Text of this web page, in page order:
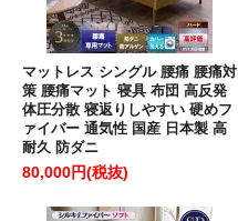
マットレス シングル 腰痛 腰痛対
策 腰痛マット 寝具 布団 高反発
体圧分散 寝返りしやすい 硬めフ
ァイバー 通気性 国産 日本製 高
耐久 防ダニ
80,000円(税抜)